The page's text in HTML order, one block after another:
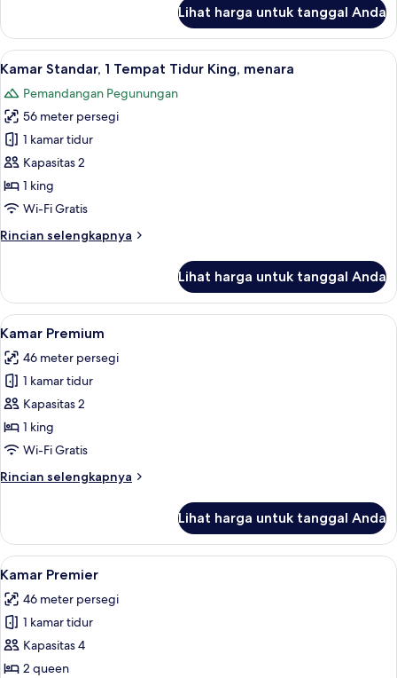
taman
Kamar
Standar,
1
Tidur
King,
area
taman
Lihat harga untuk tanggal Anda
Lihat
semua
foto
untuk
Kamar
Standar,
1
Tempat
King,
Seprai premium, minibar, brankas,
6
Kamar Standar, 1 Tempat Tidur King, menara
Pemandangan Pegunungan
56 meter persegi
1 kamar tidur
Kapasitas 2
1 king
Wi-Fi Gratis
Rincian selengkapnya
Rincian
Kamar
Standar,
1
Tidur
King,
Lihat harga untuk tanggal Anda
Lihat
semua
foto
untuk
Kamar
Premium
Kamar Premium | Seprai premium,
6
Kamar Premium
46 meter persegi
1 kamar tidur
Kapasitas 2
1 king
Wi-Fi Gratis
Rincian selengkapnya
Rincian
Kamar
Premium
Lihat harga untuk tanggal Anda
Lihat
semua
foto
untuk
Kamar
Premier
Kamar Premier | Seprai premium,
4
Kamar Premier
46 meter persegi
1 kamar tidur
Kapasitas 4
2 queen